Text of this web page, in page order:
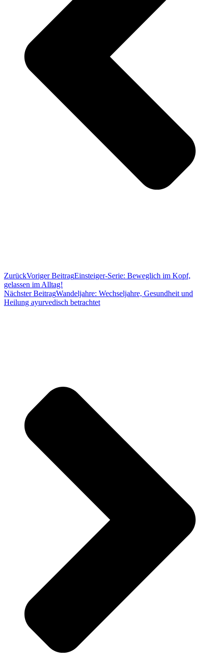
ZurückVoriger BeitragEinsteiger-Serie: Beweglich im Kopf,
gelassen im Alltag!
Nächster BeitragWandeljahre: Wechseljahre, Gesundheit und
Heilung ayurvedisch betrachtet